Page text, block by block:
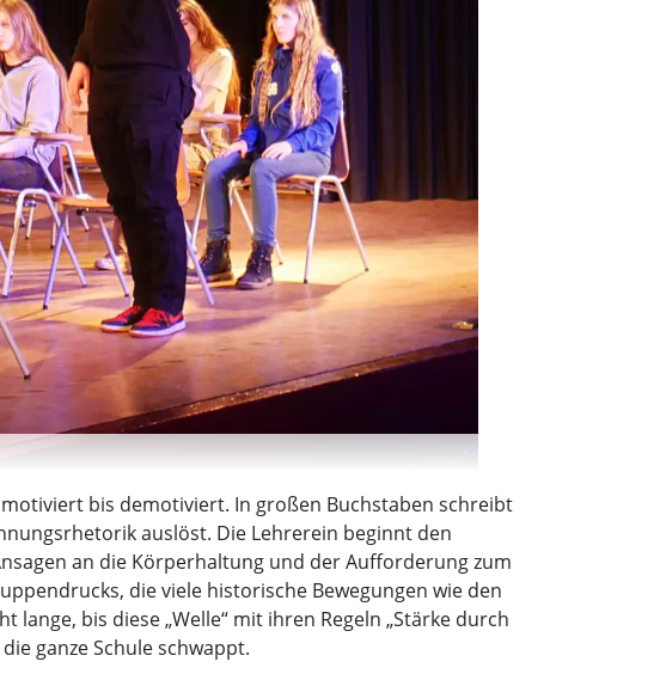
bis demotiviert. In großen Buchstaben schreibt
auslöst. Die Lehrerein beginnt den
an die Körperhaltung und der Aufforderung zum
die viele historische Bewegungen wie den
bis diese „Welle“ mit ihren Regeln „Stärke durch
ganze Schule schwappt.